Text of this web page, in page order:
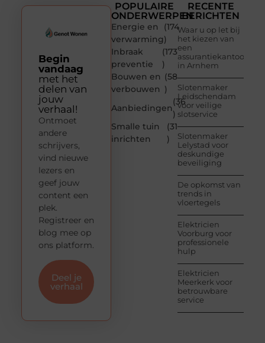
POPULAIRE
ONDERWERPEN
Energie en
verwarming
(174
)
Inbraak
preventie
(173
)
Bouwen en
verbouwen
(58
)
Aanbiedingen
(36
)
Smalle tuin
inrichten
(31
)
RECENTE
BERICHTEN
Waar u op let bij
het kiezen van
een
assurantiekantoor
in Arnhem
Slotenmaker
Leidschendam
voor veilige
slotservice
Slotenmaker
Lelystad voor
deskundige
beveiliging
De opkomst van
trends in
vloertegels
Elektricien
Voorburg voor
professionele
hulp
Elektricien
Meerkerk voor
betrouwbare
service
Begin
vandaag
met het
delen van
jouw
verhaal!
Ontmoet
andere
schrijvers,
vind nieuwe
lezers en
geef jouw
content een
plek.
Registreer en
blog mee op
ons platform.
Deel je
verhaal